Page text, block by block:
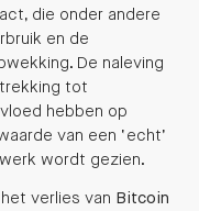
die onder andere
en de
De naleving
tot
hebben op
van een ‘echt’
wordt gezien.
verlies van Bitcoin